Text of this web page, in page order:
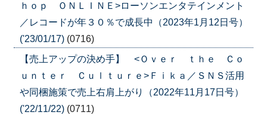
ｈｏｐ ＯＮＬＩＮＥ>ローソンエンタテインメント
／レコードが年３０％で成長中（2023年1月12日号）
('23/01/17) (0716)
【売上アップの決め手】 <Ｏｖｅｒ ｔｈｅ Ｃｏ
ｕｎｔｅｒ Ｃｕｌｔｕｒｅ>Ｆｉｋａ／ＳＮＳ活用
や同梱施策で売上右肩上がり（2022年11月17日号）
('22/11/22) (0711)